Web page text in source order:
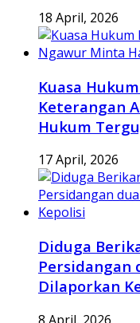
18 April, 2026
Kuasa
Keterangan
Hukum
17 April, 2026
Diduga
Persidangan
Dilaporkan